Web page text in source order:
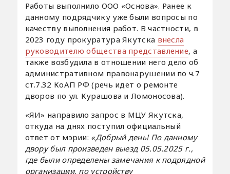
Работы выполнило ООО «Основа». Ранее к
данному подрядчику уже были вопросы по
качеству выполнения работ. В частности, в
2023 году прокуратура Якутска внесла
руководителю общества представление, а
также возбудила в отношении него дело об
административном правонарушении по ч.7
ст.7.32 КоАП РФ (речь идет о ремонте
дворов по ул. Курашова и Ломоносова).
«ЯИ» направило запрос в МЦУ Якутска,
откуда на днях поступил официальный
ответ от мэрии: «Добрый день! По данному
двору был произведен выезд 05.05.2025 г.,
где были определены замечания к подрядной
организации, по устройству